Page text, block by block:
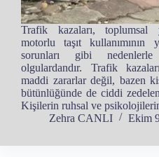
Trafik kazaları, toplumsal
motorlu taşıt kullanımının
sorunları gibi nedenlerle
olgulardandır. Trafik
maddi zararlar değil, bazen
bütünlüğünde de ciddi
Kişilerin ruhsal ve
Zehra CANLI
Ekim